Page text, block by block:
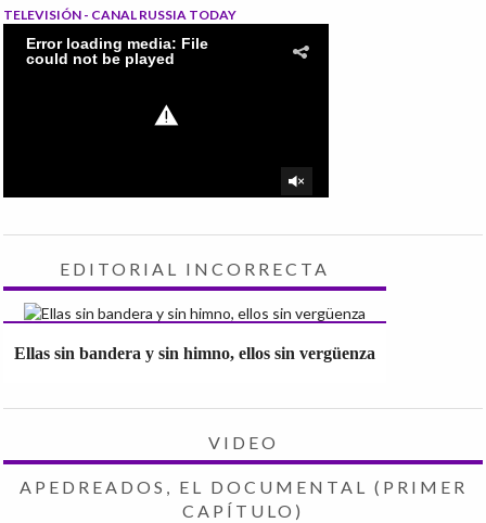
TELEVISIÓN - CANAL RUSSIA TODAY
EDITORIAL INCORRECTA
Ellas sin bandera y sin himno, ellos sin vergüenza
VIDEO
APEDREADOS, EL DOCUMENTAL (PRIMER
CAPÍTULO)